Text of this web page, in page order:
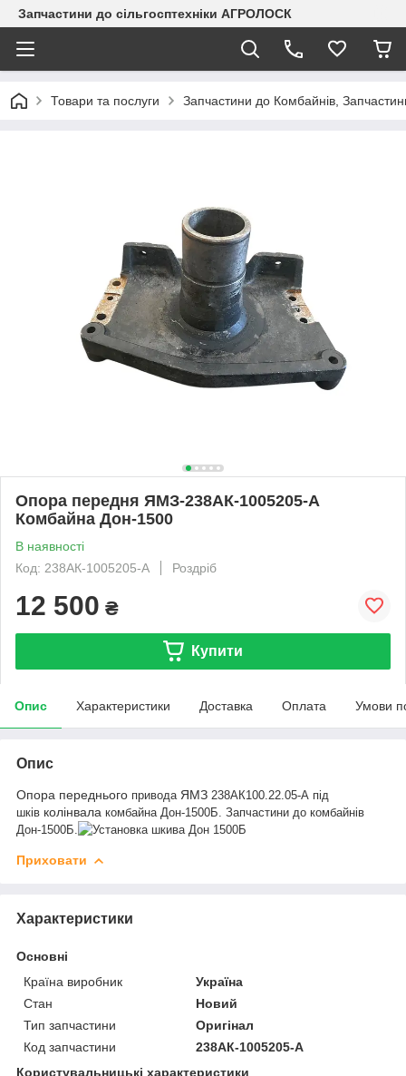
Запчастини до сільгосптехніки АГРОЛОСК
Товари та послуги Запчастини до Комбайнів,
Опора передня ЯМЗ-238АК-1005205-А
Комбайна Дон-1500
В наявності
Код: 238АК-1005205-А
Роздріб
12 500 ₴
Купити
Опис Характеристики Доставка Оплата Умови
Опис
Опора переднього привода ЯМЗ 238АК100.22.05-А під
шків колінвала комбайна Дон-1500Б. Запчастини до комбайнів
Дон-1500Б.
Приховати
Характеристики
Основні
Країна виробник
Україна
Стан
Новий
Тип запчастини
Оригінал
Код запчастини
238АК-1005205-А
Користувальницькі характеристики